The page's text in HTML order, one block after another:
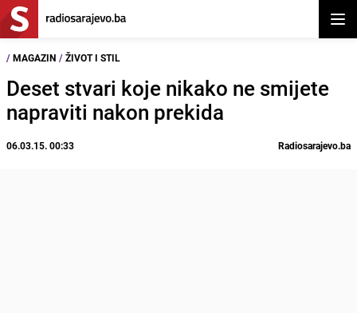
/ MAGAZIN / ŽIVOT I STIL
Deset stvari koje nikako ne smijete
napraviti nakon prekida
06.03.15. 00:33 Radiosarajevo.ba